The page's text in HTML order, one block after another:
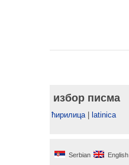
избор писма
ћирилица latinica
Serbian English